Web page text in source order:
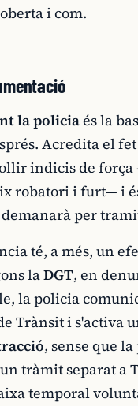
i com.
la policiaés la
Acredita el
indicis de
robatori i furt— i
per
té, a més, un
laDGT, en
la policia
Trànsit i s'activa
, sense que
tràmit separat a
temporal